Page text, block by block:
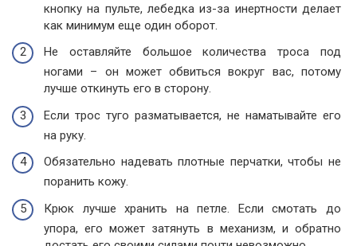
кнопку на пульте, лебедка из-за инертности делает
как минимум еще один оборот.
Не оставляйте большое количества троса под
ногами – он может обвиться вокруг вас, потому
лучше откинуть его в сторону.
Если трос туго разматывается, не наматывайте его
на руку.
Обязательно надевать плотные перчатки, чтобы не
поранить кожу.
Крюк лучше хранить на петле. Если смотать до
упора, его может затянуть в механизм, и обратно